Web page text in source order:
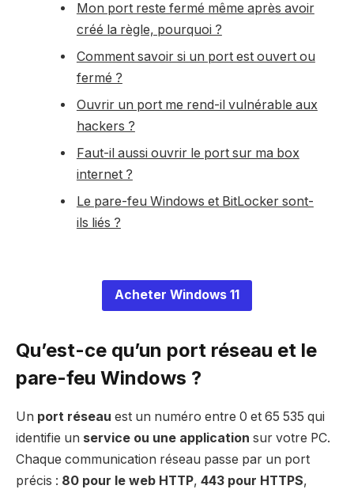
Mon port reste fermé même après avoir
créé la règle, pourquoi ?
Comment savoir si un port est ouvert ou
fermé ?
Ouvrir un port me rend-il vulnérable aux
hackers ?
Faut-il aussi ouvrir le port sur ma box
internet ?
Le pare-feu Windows et BitLocker sont-
ils liés ?
Acheter Windows 11
Qu’est-ce qu’un port réseau et le
pare-feu Windows ?
Un port réseau est un numéro entre 0 et 65 535 qui
identifie un service ou une application sur votre PC.
Chaque communication réseau passe par un port
précis : 80 pour le web HTTP, 443 pour HTTPS,